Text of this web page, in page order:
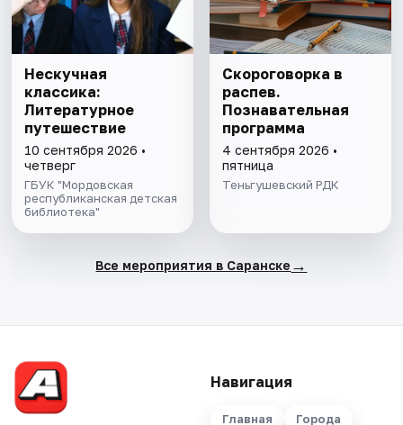
Нескучная
классика:
Литературное
путешествие
10 сентября 2026 •
четверг
ГБУК "Мордовская
республиканская детская
библиотека"
Скороговорка в
распев.
Познавательная
программа
4 сентября 2026 •
пятница
Теньгушевский РДК
Все мероприятия в Саранске →
Навигация
Главная
Города